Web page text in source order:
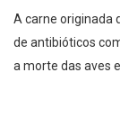
A carne originada
de antibióticos
a morte das aves